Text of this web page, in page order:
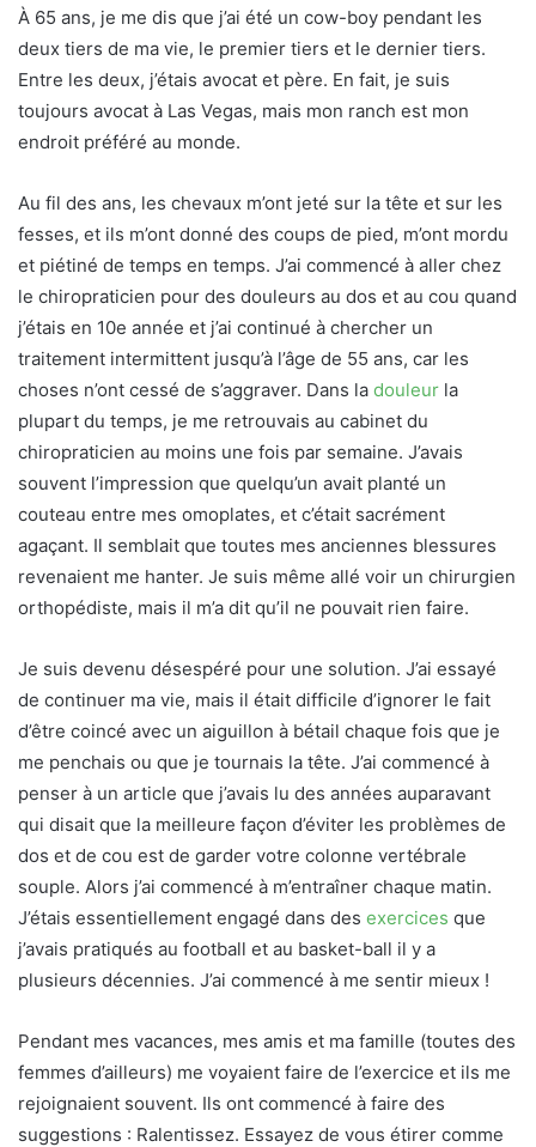
À 65 ans, je me dis que j’ai été un cow-boy pendant les
deux tiers de ma vie, le premier tiers et le dernier tiers.
Entre les deux, j’étais avocat et père. En fait, je suis
toujours avocat à Las Vegas, mais mon ranch est mon
endroit préféré au monde.
Au fil des ans, les chevaux m’ont jeté sur la tête et sur les
fesses, et ils m’ont donné des coups de pied, m’ont mordu
et piétiné de temps en temps. J’ai commencé à aller chez
le chiropraticien pour des douleurs au dos et au cou quand
j’étais en 10e année et j’ai continué à chercher un
traitement intermittent jusqu’à l’âge de 55 ans, car les
choses n’ont cessé de s’aggraver. Dans la douleur la
plupart du temps, je me retrouvais au cabinet du
chiropraticien au moins une fois par semaine. J’avais
souvent l’impression que quelqu’un avait planté un
couteau entre mes omoplates, et c’était sacrément
agaçant. Il semblait que toutes mes anciennes blessures
revenaient me hanter. Je suis même allé voir un chirurgien
orthopédiste, mais il m’a dit qu’il ne pouvait rien faire.
Je suis devenu désespéré pour une solution. J’ai essayé
de continuer ma vie, mais il était difficile d’ignorer le fait
d’être coincé avec un aiguillon à bétail chaque fois que je
me penchais ou que je tournais la tête. J’ai commencé à
penser à un article que j’avais lu des années auparavant
qui disait que la meilleure façon d’éviter les problèmes de
dos et de cou est de garder votre colonne vertébrale
souple. Alors j’ai commencé à m’entraîner chaque matin.
J’étais essentiellement engagé dans des exercices que
j’avais pratiqués au football et au basket-ball il y a
plusieurs décennies. J’ai commencé à me sentir mieux !
Pendant mes vacances, mes amis et ma famille (toutes des
femmes d’ailleurs) me voyaient faire de l’exercice et ils me
rejoignaient souvent. Ils ont commencé à faire des
suggestions : Ralentissez. Essayez de vous étirer comme